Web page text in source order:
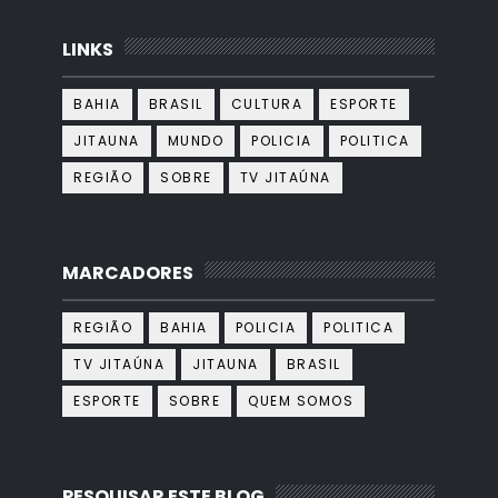
LINKS
BAHIA BRASIL CULTURA
ESPORTE
JITAUNA
MUNDO POLICIA
POLITICA
REGIÃO
SOBRE TV JITAÚNA
MARCADORES
REGIÃO BAHIA POLICIA
POLITICA
TV JITAÚNA
JITAUNA
BRASIL
ESPORTE
SOBRE QUEM SOMOS